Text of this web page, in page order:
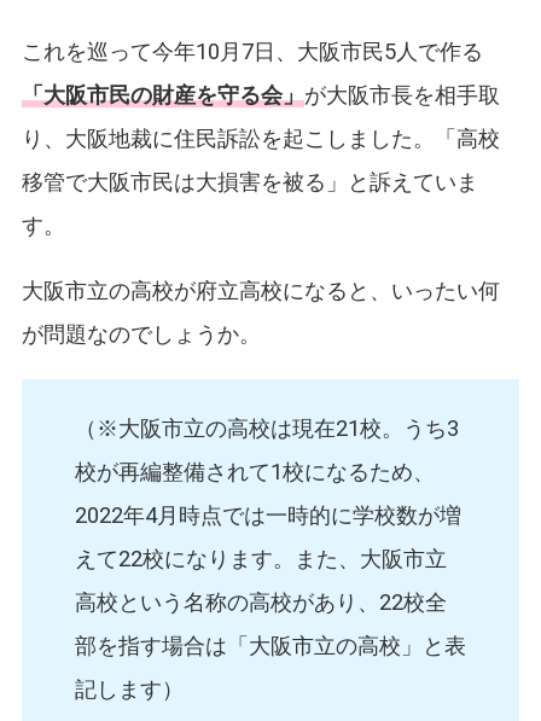
これを巡って今年10月7日、大阪市民5人で作る
「大阪市民の財産を守る会」が大阪市長を相手取
り、大阪地裁に住民訴訟を起こしました。「高校
移管で大阪市民は大損害を被る」と訴えていま
す。
大阪市立の高校が府立高校になると、いったい何
が問題なのでしょうか。
（※大阪市立の高校は現在21校。うち3
校が再編整備されて1校になるため、
2022年4月時点では一時的に学校数が増
えて22校になります。また、大阪市立
高校という名称の高校があり、22校全
部を指す場合は「大阪市立の高校」と表
記します）